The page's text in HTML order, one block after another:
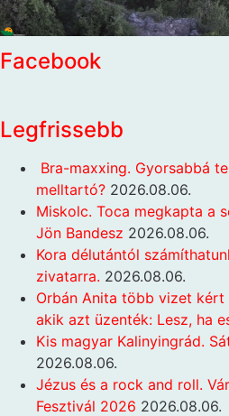
Facebook
Legfrissebb
Bra-maxxing. Gyorsabbá
melltartó? 2026.08.06.
Miskolc. Toca megkapta a
Jön Bandesz 2026.08.06.
Kora délutántól
zivatarra. 2026.08.06.
Orbán Anita több vizet
akik azt üzenték: Lesz, ha
Kis magyar Kalinyingrád.
2026.08.06.
Jézus és a rock and roll.
Fesztivál 2026 2026.08.06.